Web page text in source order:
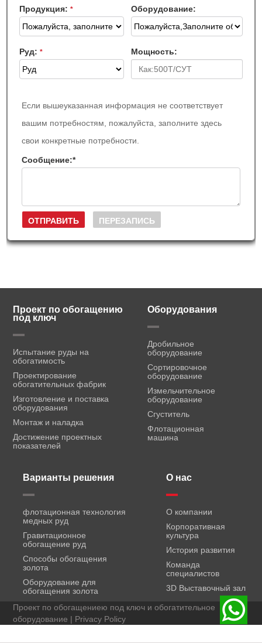
Продукция:* Оборудование:
Руд:* Мощность:
Если вышеуказанная информация не соответствует
вашим потребностям, пожалуйста, заполните здесь
свои конкретные потребности.
Сообщение:*
Проект по обогащению
под ключ
Испытание руды на
обогатимость
Проектирование
обогатительных фабрик
Изготовление и поставка
оборудования
Монтаж и наладка
Достижение проектных
показателей
Оборудования
Дробильное
оборудование
Сортировочное
оборудование
Измельчительное
оборудование
Сгуститель
Флотационная
машина
Варианты решения
флотационная технология
медных руд
Гравитационное
обогащение руд
Способы обогащения
золота
Оборудование для
обогащения золота
О нас
О компании
Корпоративная
культура
История развития
Команда
специалистов
3D Выставочный зал
Проект по обогащениею под ключ и обогатительное
оборудование | Privacy Policy